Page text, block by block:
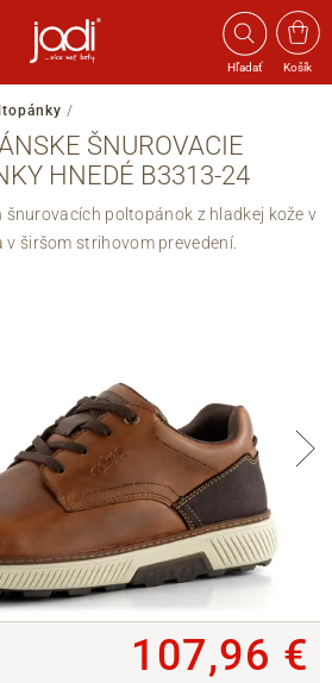
Hľadať Košík
/
ŠNUROVACIE
HNEDÉ B3313-24
šnurovacích poltopánok z hladkej kože v
v širšom strihovom prevedení.
107,96 €